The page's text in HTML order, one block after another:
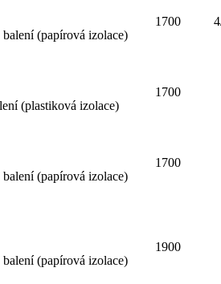
(papírová izolace)
1700
(plastiková izolace)
1700
(papírová izolace)
1700
(papírová izolace)
1900